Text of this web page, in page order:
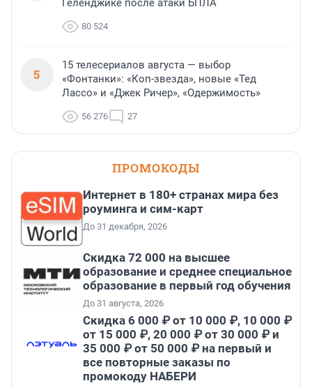
Геленджике после атаки БПЛА
80 524
5
15 телесериалов августа — выбор
«Фонтанки»: «Коп-звезда», новые «Тед
Лассо» и «Джек Ричер», «Одержимость»
56 276 27
ПРОМОКОДЫ
Интернет в 180+ странах мира без
роуминга и сим-карт
До 31 декабря, 2026
Скидка 72 000 на высшее
образование и среднее специальное
образование в первый год обучения
До 31 августа, 2026
Скидка 6 000 ₽ от 10 000 ₽, 10 000 ₽
от 15 000 ₽, 20 000 ₽ от 30 000 ₽ и
35 000 ₽ от 50 000 ₽ на первый и
все повторные заказы по
промокоду НАБЕРИ